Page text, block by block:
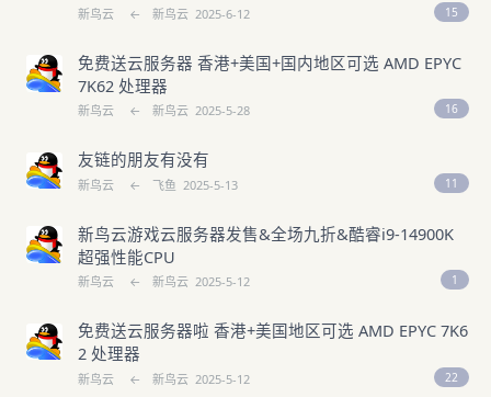
新鸟云 ← 新鸟云 2025-6-12 15
免费送云服务器 香港+美国+国内地区可选 AMD EPYC
7K62 处理器
新鸟云 ← 新鸟云 2025-5-28 16
友链的朋友有没有
新鸟云 ← 飞鱼 2025-5-13 11
新鸟云游戏云服务器发售&全场九折&酷睿i9-14900K
超强性能CPU
新鸟云 ← 新鸟云 2025-5-12 1
免费送云服务器啦 香港+美国地区可选 AMD EPYC 7K6
2 处理器
新鸟云 ← 新鸟云 2025-5-12 22